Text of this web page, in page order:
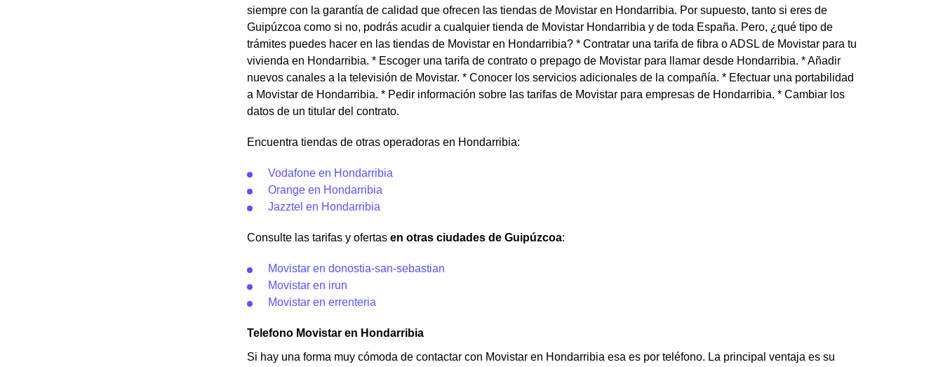
siempre con la garantía de calidad que ofrecen las tiendas de Movistar en Hondarribia. Por supuesto, tanto si eres de
Guipúzcoa como si no, podrás acudir a cualquier tienda de Movistar Hondarribia y de toda España. Pero, ¿qué tipo de
trámites puedes hacer en las tiendas de Movistar en Hondarribia? * Contratar una tarifa de fibra o ADSL de Movistar para tu
vivienda en Hondarribia. * Escoger una tarifa de contrato o prepago de Movistar para llamar desde Hondarribia. * Añadir
nuevos canales a la televisión de Movistar. * Conocer los servicios adicionales de la compañía. * Efectuar una portabilidad
a Movistar de Hondarribia. * Pedir información sobre las tarifas de Movistar para empresas de Hondarribia. * Cambiar los
datos de un titular del contrato.
Encuentra tiendas de otras operadoras en Hondarribia:
Vodafone en Hondarribia
Orange en Hondarribia
Jazztel en Hondarribia
Consulte las tarifas y ofertas en otras ciudades de Guipúzcoa:
Movistar en donostia-san-sebastian
Movistar en irun
Movistar en errenteria
Telefono Movistar en Hondarribia
Si hay una forma muy cómoda de contactar con Movistar en Hondarribia esa es por teléfono. La principal ventaja es su